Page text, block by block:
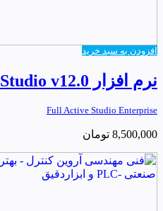
افزودن به سبد خرید
نرم افزار FactoryTalk View Studio v12.0
Full Active Studio Enterprise
8,500,000 تومان